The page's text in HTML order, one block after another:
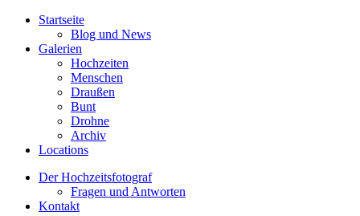
Startseite
Blog und News
Galerien
Hochzeiten
Menschen
Draußen
Bunt
Drohne
Archiv
Locations
Der Hochzeitsfotograf
Fragen und Antworten
Kontakt